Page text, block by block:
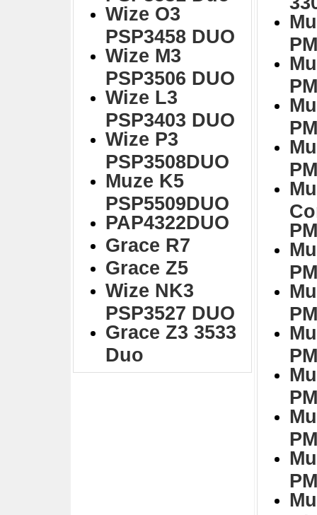
Wize O3
PSP3458 DUO
Wize M3
PSP3506 DUO
Wize L3
PSP3403 DUO
Wize P3
PSP3508DUO
Muze K5
PSP5509DUO
PAP4322DUO
Grace R7
Grace Z5
Wize NK3
PSP3527 DUO
Grace Z3 3533
Duo